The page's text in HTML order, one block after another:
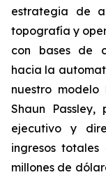
estrategia de
topografía y
con bases de
hacia la
nuestro modelo
Shaun Passley,
ejecutivo y
ingresos
millones de